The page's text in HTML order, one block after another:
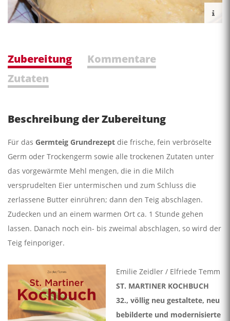
Zubereitung
Kommentare
Zutaten
Beschreibung der Zubereitung
Für das Germteig Grundrezept die frische, fein verbröselte
Germ oder Trockengerm sowie alle trockenen Zutaten unter
das vorgewärmte Mehl mengen, die in die Milch
versprudelten Eier untermischen und zum Schluss die
zerlassene Butter einrühren; dann den Teig abschlagen.
Zudecken und an einem warmen Ort ca. 1 Stunde gehen
lassen. Danach noch ein- bis zweimal abschlagen, so wird der
Teig feinporiger.
Emilie Zeidler / Elfriede Temm
ST. MARTINER KOCHBUCH
32., völlig neu gestaltete, neu
bebilderte und modernisierte